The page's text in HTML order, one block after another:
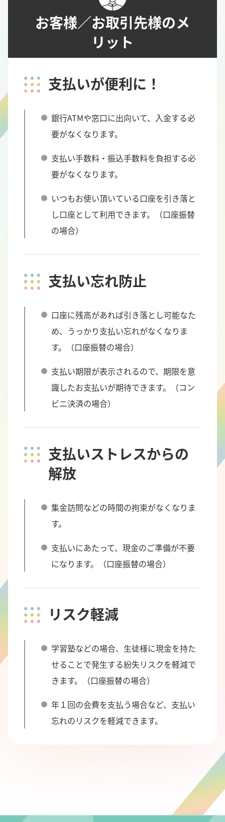
お客様／お取引先様のメ
リット
支払いが便利に！
銀行ATMや窓口に出向いて、入金する必
要がなくなります。
支払い手数料・振込手数料を負担する必
要がなくなります。
いつもお使い頂いている口座を引き落と
し口座として利用できます。（口座振替
の場合）
支払い忘れ防止
口座に残高があれば引き落とし可能なた
め、うっかり支払い忘れがなくなりま
す。（口座振替の場合）
支払い期限が表示されるので、期限を意
識したお支払いが期待できます。（コン
ビニ決済の場合）
支払いストレスからの
解放
集金訪問などの時間の拘束がなくなりま
す。
支払いにあたって、現金のご準備が不要
になります。（口座振替の場合）
リスク軽減
学習塾などの場合、生徒様に現金を持た
せることで発生する紛失リスクを軽減で
きます。（口座振替の場合）
年１回の会費を支払う場合など、支払い
忘れのリスクを軽減できます。